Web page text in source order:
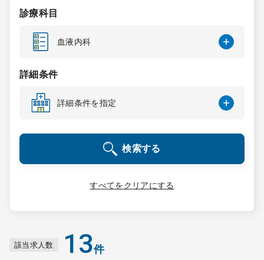
スポット検索
DtoDの転職・
コンサルタント
成功事例
転職ノウハウ
受付時間 9:00 ～ 18:00（平日）
0120-337-613
診療科目
血液内科
詳細条件
詳細条件を指定
検索する
すべてをクリアにする
該当求人数 13件